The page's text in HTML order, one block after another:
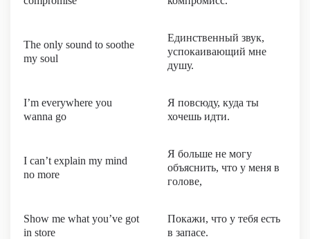
The only sound to soothe
my soul
Единственный звук,
успокаивающий мне
душу.
I’m everywhere you
wanna go
Я повсюду, куда ты
хочешь идти.
I can’t explain my mind
no more
Я больше не могу
объяснить, что у меня в
голове,
Show me what you’ve got
in store
Покажи, что у тебя есть
в запасе.